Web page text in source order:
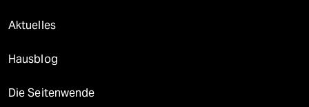
Aktuelles
Hausblog
Die Seitenwende